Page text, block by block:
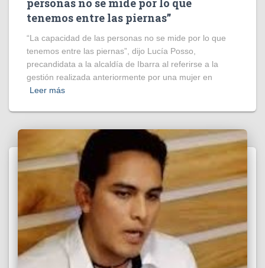
tenemos entre las piernas”
“La capacidad de las personas no se mide por lo que
tenemos entre las piernas”, dijo Lucía Posso,
precandidata a la alcaldía de Ibarra al referirse a la
gestión realizada anteriormente por una mujer en
Leer más